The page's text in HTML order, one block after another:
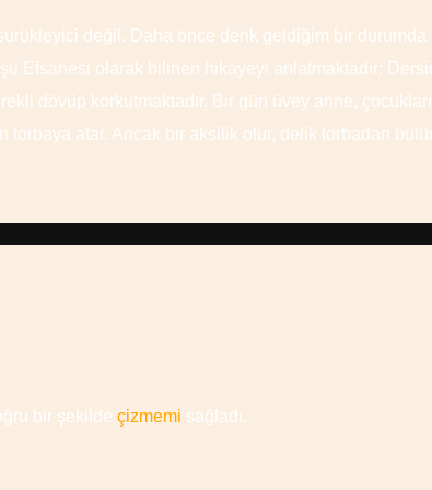
değil. Daha önce denk geldiğim bir
Efsanesi olarak bilinen hikayeyi anlatmaktadır:
dövüp korkutmaktadır. Bir gün üvey anne,
torbaya atar. Ancak bir aksilik olur, delik torbadan
bir şekilde çizmemi sağladı.